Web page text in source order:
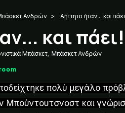
Ανδρών > Αήττητο ήταν... και
και πάει!
Μπάσκετ, Μπάσκετ Ανδρών
πολύ μεγάλο
Μπούντουτσνοστ και